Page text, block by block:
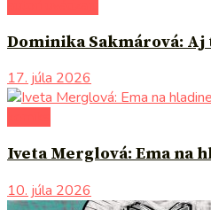
Dominika Sakmárová:
17. júla 2026
Iveta Merglová: Ema na
10. júla 2026